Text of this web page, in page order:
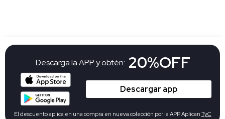
Descarga la APP y obtén: 20%OFF
Descargar app
El descuento aplica en una compra en nueva colección por la APP Aplican TyC